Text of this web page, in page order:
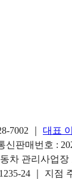
7002 대표
신판매번호 :
차 관리사업
24 ｜ 지점